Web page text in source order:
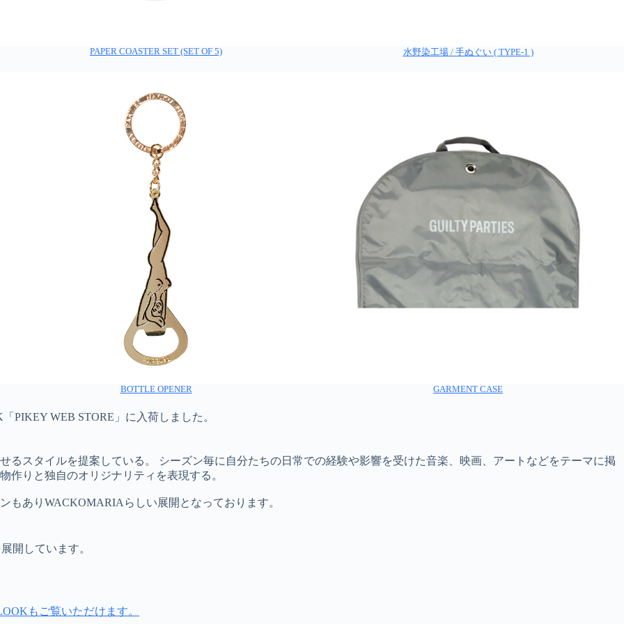
PAPER COASTER SET (SET OF 5) 水野染工場 / 手ぬぐい ( TYPE-1 )
BOTTLE OPENER GARMENT CASE
PIKEY WEB STORE」に入荷しました。
るスタイルを提案している。 シーズン毎に自分たちの日常での経験や影響を受けた音楽、映画、アートなどをテーマに掲
作りと独自のオリジナリティを表現する。
もありWACKOMARIAらしい展開となっております。
開しています。
もご覧いただけます。